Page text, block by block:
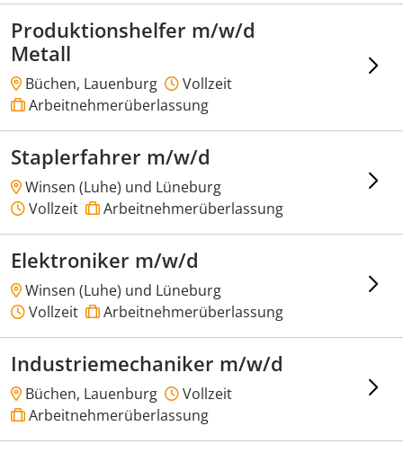
Produktionshelfer m/w/d
Metall
Büchen, Lauenburg
Vollzeit
Arbeitnehmerüberlassung
Staplerfahrer m/w/d
Winsen (Luhe) und Lüneburg
Vollzeit
Arbeitnehmerüberlassung
Elektroniker m/w/d
Winsen (Luhe) und Lüneburg
Vollzeit
Arbeitnehmerüberlassung
Industriemechaniker m/w/d
Büchen, Lauenburg
Vollzeit
Arbeitnehmerüberlassung